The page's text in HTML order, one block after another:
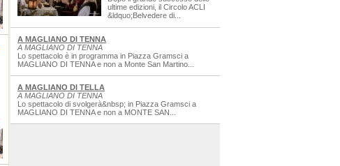
ultime edizioni, il Circolo ACLI
&ldquo;Belvedere di...
A MAGLIANO DI TENNA
A MAGLIANO DI TENNA
Lo spettacolo è in programma in Piazza Gramsci a
MAGLIANO DI TENNA e non a Monte San Martino...
A MAGLIANO DI TELLA
A MAGLIANO DI TENNA
Lo spettacolo di svolgerà&nbsp; in Piazza Gramsci a
MAGLIANO DI TENNA e non a MONTE SAN...